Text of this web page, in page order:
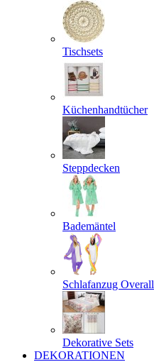
Tischsets
Küchenhandtücher
Steppdecken
Bademäntel
Schlafanzug Overall
Dekorative Sets
DEKORATIONEN